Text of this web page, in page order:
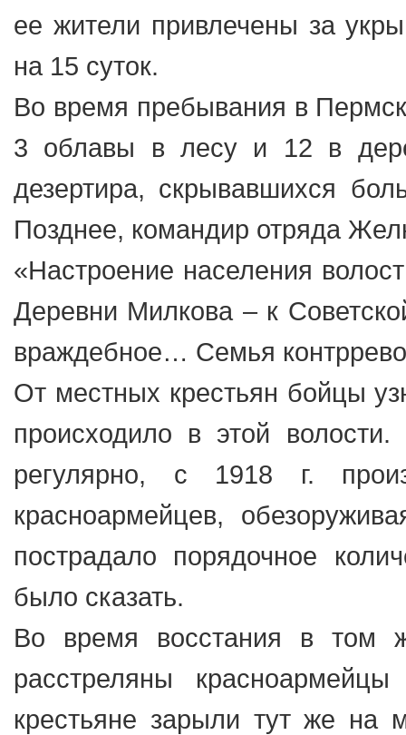
ее жители привлечены за
на 15 суток.
Во время пребывания в
3 облавы в лесу и 12 в
дезертира, скрывавшихся
Позднее, командир отряда
«Настроение населения
Деревни Милкова – к
враждебное… Семья
От местных крестьян бойцы
происходило в этой
регулярно, с 1918 г.
красноармейцев,
пострадало порядочное
было сказать.
Во время восстания в том
расстреляны
крестьяне зарыли тут же на